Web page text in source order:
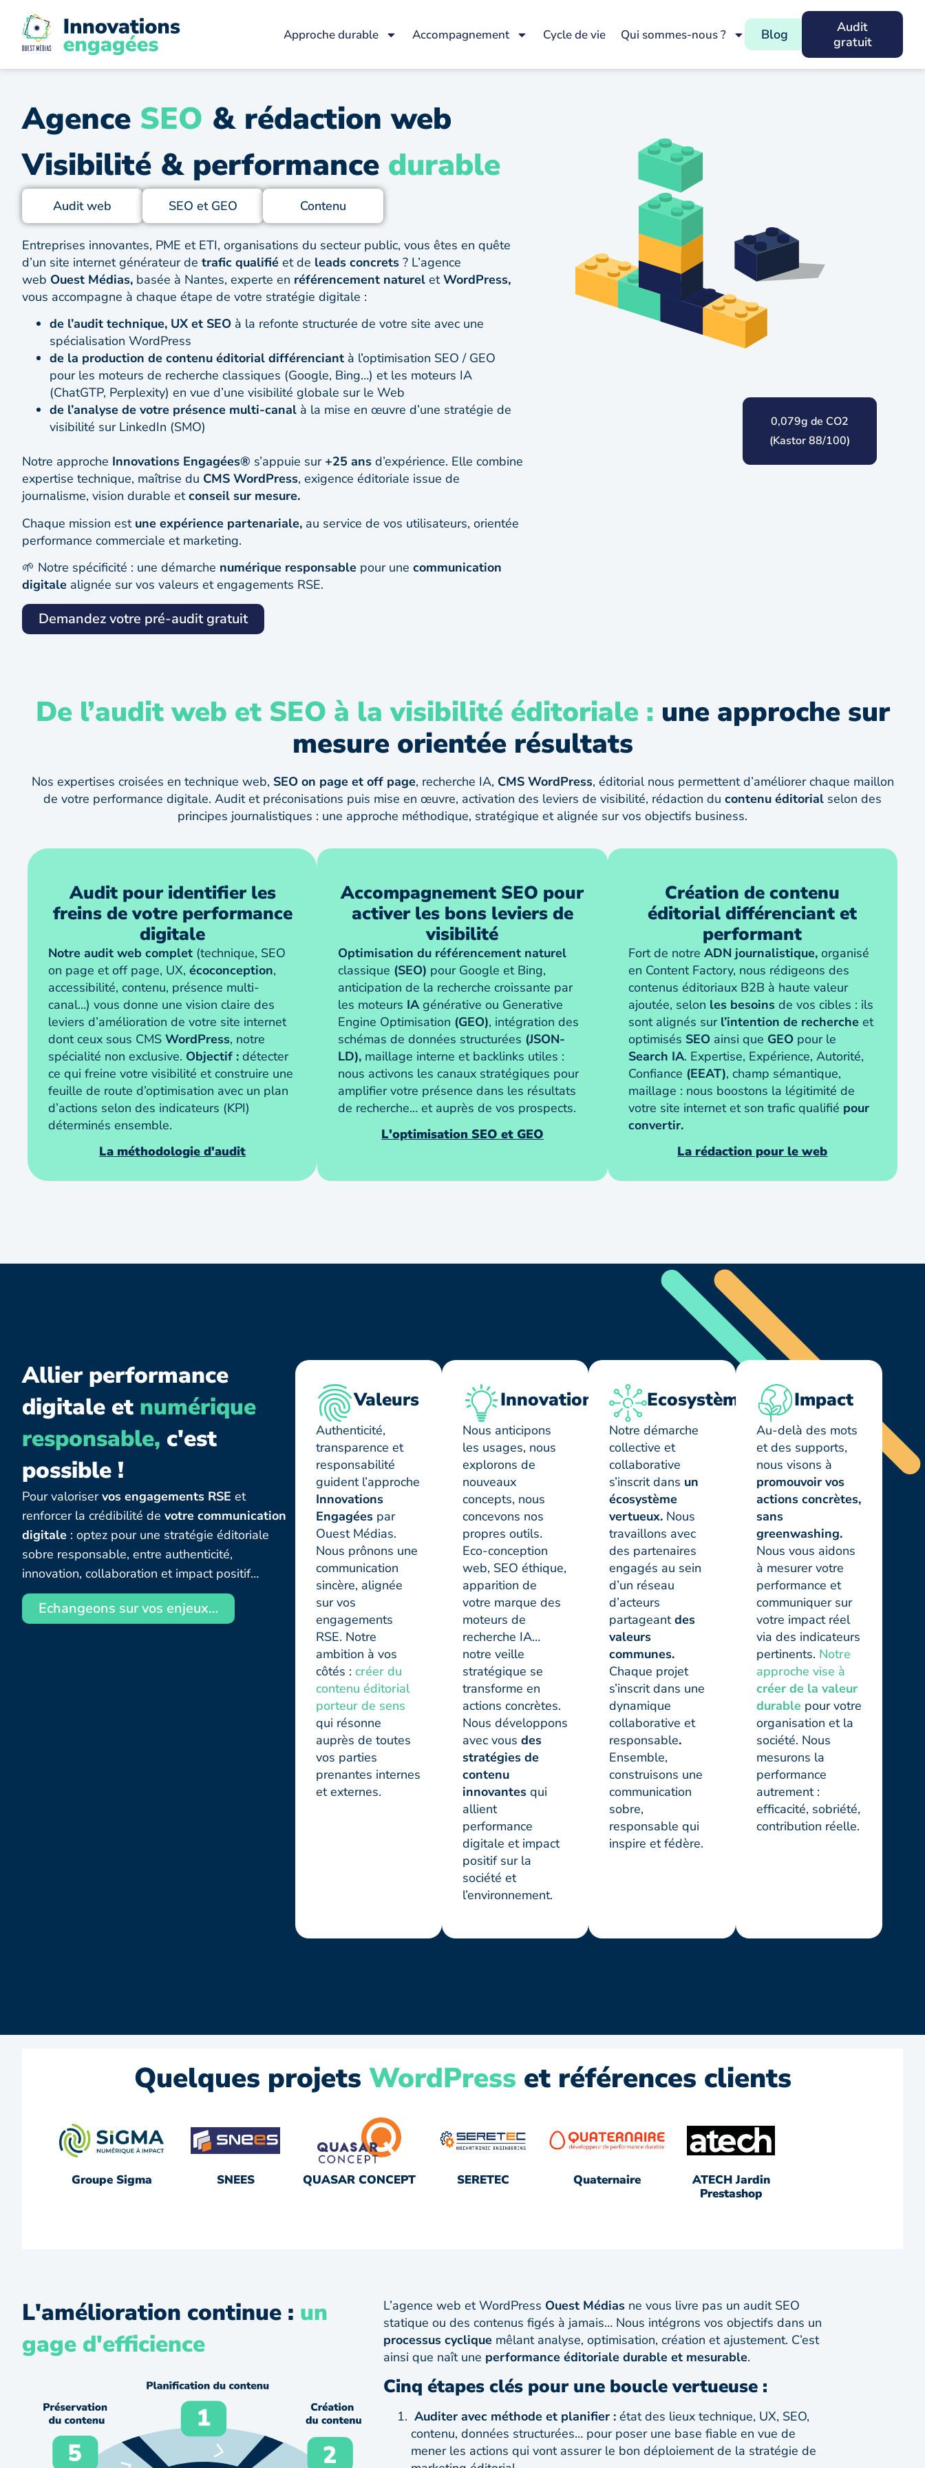
Approche durable Accompagnement Cycle de vie Qui sommes-nous ? Blog
Audit
gratuit
Agence SEO & rédaction web
Visibilité & performance durable
Audit web SEO et GEO Contenu
Entreprises innovantes, PME et ETI, organisations du secteur public, vous êtes en quête
d’un site internet générateur de trafic qualifié et de leads concrets ? L’agence
web Ouest Médias, basée à Nantes, experte en référencement naturel etWordPress,
vous accompagne à chaque étape de votre stratégie digitale :
de l’audit technique, UX et SEO à la refonte structurée de votre site avec une
spécialisation WordPress
de la production de contenu éditorial différenciant à l’optimisation SEO / GEO
pour les moteurs de recherche classiques (Google, Bing…) et les moteurs IA
(ChatGTP, Perplexity) en vue d’une visibilité globale sur le Web
de l’analyse de votre présence multi-canal à la mise en œuvre d’une stratégie de
visibilité sur LinkedIn (SMO)
Notre approche Innovations Engagées® s’appuie sur +25 ans d’expérience. Elle combine
expertise technique, maîtrise du CMS WordPress, exigence éditoriale issue de
journalisme, vision durable etconseil sur mesure.
Chaque mission est une expérience partenariale, au service de vos utilisateurs, orientée
performance commerciale et marketing.
🌱 Notre spécificité : une démarche numérique responsable pour une communication
digitale alignée sur vos valeurs et engagements RSE.
Demandez votre pré-audit gratuit
0,079g de CO2
(Kastor 88/100)
De l’audit web et SEO à la visibilité éditoriale : une approche sur
mesure orientée résultats
Nos expertises croisées en technique web, SEO on page et off page, recherche IA, CMS WordPress, éditorial nous permettent d’améliorer chaque maillon
de votre performance digitale. Audit et préconisations puis mise en œuvre, activation des leviers de visibilité, rédaction du contenu éditorial selon des
principes journalistiques : une approche méthodique, stratégique et alignée sur vos objectifs business.
Audit pour identifier les
freins de votre performance
digitale
Notre audit web complet (technique, SEO
on page et off page, UX, écoconception,
accessibilité, contenu, présence multi-
canal…) vous donne une vision claire des
leviers d’amélioration de votre site internet
dont ceux sous CMS WordPress, notre
spécialité non exclusive. Objectif : détecter
ce qui freine votre visibilité et construire une
feuille de route d’optimisation avec un plan
d’actions selon des indicateurs (KPI)
déterminés ensemble.
La méthodologie d'audit
Accompagnement SEO pour
activer les bons leviers de
visibilité
Optimisation du référencement naturel
classique (SEO) pour Google et Bing,
anticipation de la recherche croissante par
les moteurs IAgénérative ou Generative
Engine Optimisation (GEO), intégration des
schémas de données structurées (JSON-
LD), maillage interne et backlinks utiles :
nous activons les canaux stratégiques pour
amplifier votre présence dans les résultats
de recherche… et auprès de vos prospects.
L'optimisation SEO et GEO
Création de contenu
éditorial différenciant et
performant
Fort de notre ADN journalistique,organisé
en Content Factory, nous rédigeons des
contenus éditoriaux B2B à haute valeur
ajoutée, selon les besoins de vos cibles : ils
sont alignés sur l’intention de rechercheet
optimisés SEOainsi que GEOpour le
Search IA. Expertise, Expérience, Autorité,
Confiance (EEAT), champ sémantique,
maillage : nous boostons la légitimité de
votre site internet et son trafic qualifié pour
convertir.
La rédaction pour le web
Allier performance
digitale et numérique
responsable, c'est
possible !
Pour valoriservos engagements RSE et
renforcer la crédibilité de votre communication
digitale : optez pour une stratégie éditoriale
sobre responsable, entre authenticité,
innovation, collaboration et impact positif…
Echangeons sur vos enjeux…
Valeurs
Authenticité,
transparence et
responsabilité
guident l’approche
Innovations
Engagéespar
Ouest Médias.
Nous prônons une
communication
sincère, alignée
sur vos
engagements
RSE. Notre
ambition à vos
côtés : créer du
contenu éditorial
porteur de sens
qui résonne
auprès de toutes
vos parties
prenantes internes
et externes.
Innovation
Nous anticipons
les usages, nous
explorons de
nouveaux
concepts, nous
concevons nos
propres outils.
Eco-conception
web, SEO éthique,
apparition de
votre marque des
moteurs de
recherche IA…
notre veille
stratégique se
transforme en
actions concrètes.
Nous développons
avec vousdes
stratégies de
contenu
innovantes qui
allient
performance
digitale et impact
positif sur la
société et
l’environnement.
Ecosystème
Notre démarche
collective et
collaborative
s’inscrit dans un
écosystème
vertueux. Nous
travaillons avec
des partenaires
engagés au sein
d’un réseau
d’acteurs
partageantdes
valeurs
communes.
Chaque projet
s’inscrit dans une
dynamique
collaborative et
responsable.
Ensemble,
construisons une
communication
sobre,
responsable qui
inspire et fédère.
Impact
Au-delà des mots
et des supports,
nous visons à
promouvoir vos
actions concrètes,
sans
greenwashing.
Nous vous aidons
à mesurer votre
performance et
communiquer sur
votre impact réel
via des indicateurs
pertinents. Notre
approche vise à
créer de la valeur
durablepour votre
organisation et la
société. Nous
mesurons la
performance
autrement :
efficacité, sobriété,
contribution réelle.
Quelques projets WordPress et références clients
Groupe Sigma SNEES QUASAR CONCEPT SERETEC Quaternaire
ATECH Jardin
Prestashop
L'amélioration continue : un
gage d'efficience
L’agence web et WordPress Ouest Médiasne vous livre pas un audit SEO
statique ou des contenus figés à jamais… Nous intégrons vos objectifs dans un
processus cycliquemêlant analyse, optimisation, création et ajustement. C’est
ainsi que naît une performance éditoriale durable et mesurable.
Cinq étapes clés pour une boucle vertueuse :
Auditer avec méthode et planifier : état des lieux technique, UX, SEO,
contenu, données structurées… pour poser une base fiable en vue de
mener les actions qui vont assurer le bon déploiement de la stratégie de